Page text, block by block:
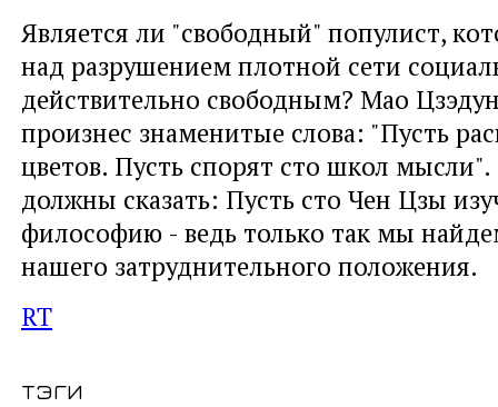
Является ли "свободный" популист,
над разрушением плотной сети
действительно свободным? Мао
произнес знаменитые слова: "Пусть
цветов. Пусть спорят сто школ
должны сказать: Пусть сто Чен Цзы
философию - ведь только так мы
нашего затруднительного положения.
RT
тэги